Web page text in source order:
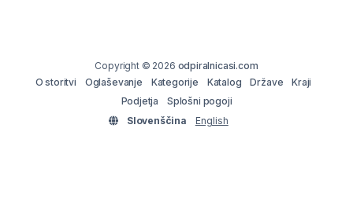
Copyright © 2026 odpiralnicasi.com
O storitvi
Oglaševanje Kategorije Katalog Države
Kraji
Podjetja
Splošni pogoji
Slovenščina
English